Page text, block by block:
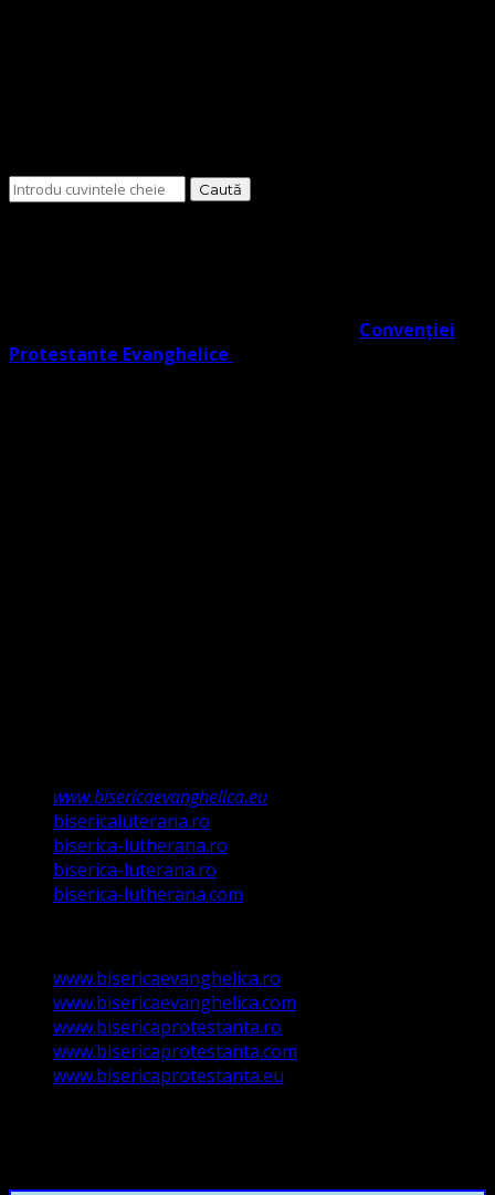
Cauți
Convenției
Protestante Evanghelice
www.bisericaevanghelica.eu
bisericaluterana.ro
biserica-lutherana.ro
biserica-luterana.ro
biserica-lutherana.com
www.bisericaevanghelica.ro
www.bisericaevanghelica.com
www.bisericaprotestanta.ro
www.bisericaprotestanta.com
www.bisericaprotestanta.eu